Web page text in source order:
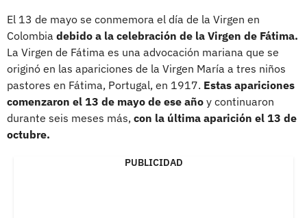
El 13 de mayo se conmemora el día de la Virgen en
Colombia debido a la celebración de la Virgen de Fátima.
La Virgen de Fátima es una advocación mariana que se
originó en las apariciones de la Virgen María a tres niños
pastores en Fátima, Portugal, en 1917. Estas apariciones
comenzaron el 13 de mayo de ese año y continuaron
durante seis meses más, con la última aparición el 13 de
octubre.
PUBLICIDAD